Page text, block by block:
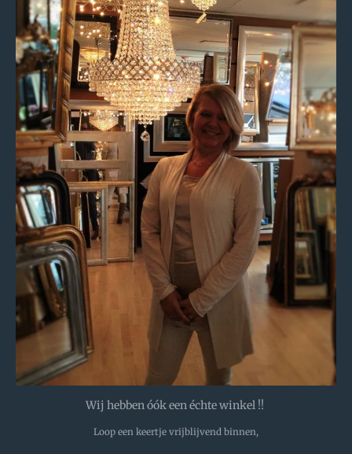
Wij hebben óók een échte winkel !!
Loop een keertje vrijblijvend binnen,